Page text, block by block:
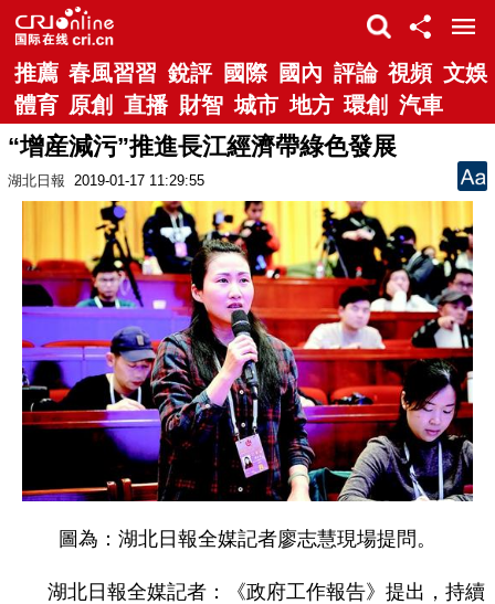
推薦 春風習習 銳評 國際 國內 評論 視頻 文娛
體育 原創 直播 財智 城市 地方 環創 汽車
“增産減污”推進長江經濟帶綠色發展
湖北日報 2019-01-17 11:29:55
圖為：湖北日報全媒記者廖志慧現場提問。
湖北日報全媒記者：《政府工作報告》提出，持續